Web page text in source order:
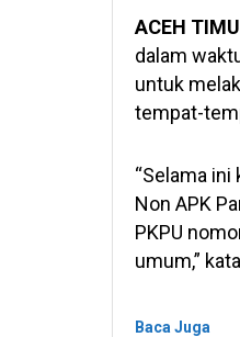
ACEH
dalam
untuk
tempat-
“Selama
Non APK
PKPU
umum,”
Baca Juga